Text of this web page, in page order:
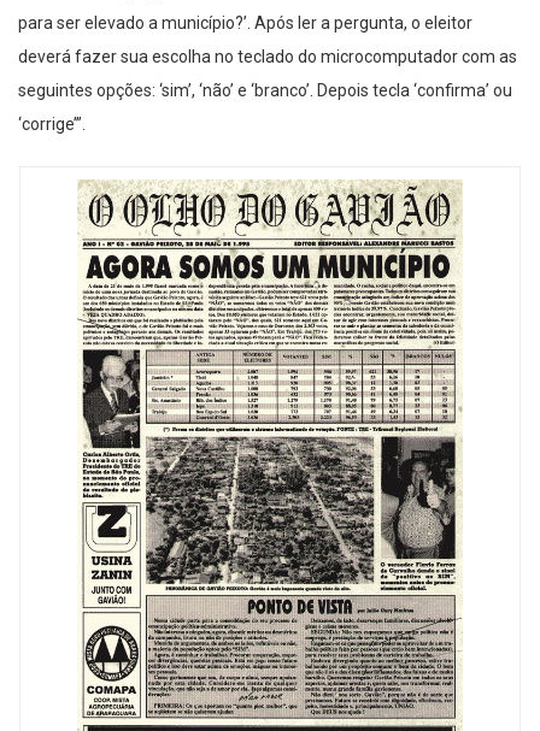
para ser elevado a município?’. Após ler a pergunta, o eleitor
deverá fazer sua escolha no teclado do microcomputador com as
seguintes opções: ‘sim’, ‘não’ e ‘branco’. Depois tecla ‘confirma’ ou
‘corrige’”.